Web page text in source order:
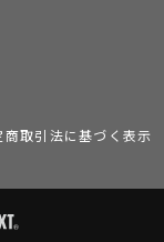
商取引法に基づく表示